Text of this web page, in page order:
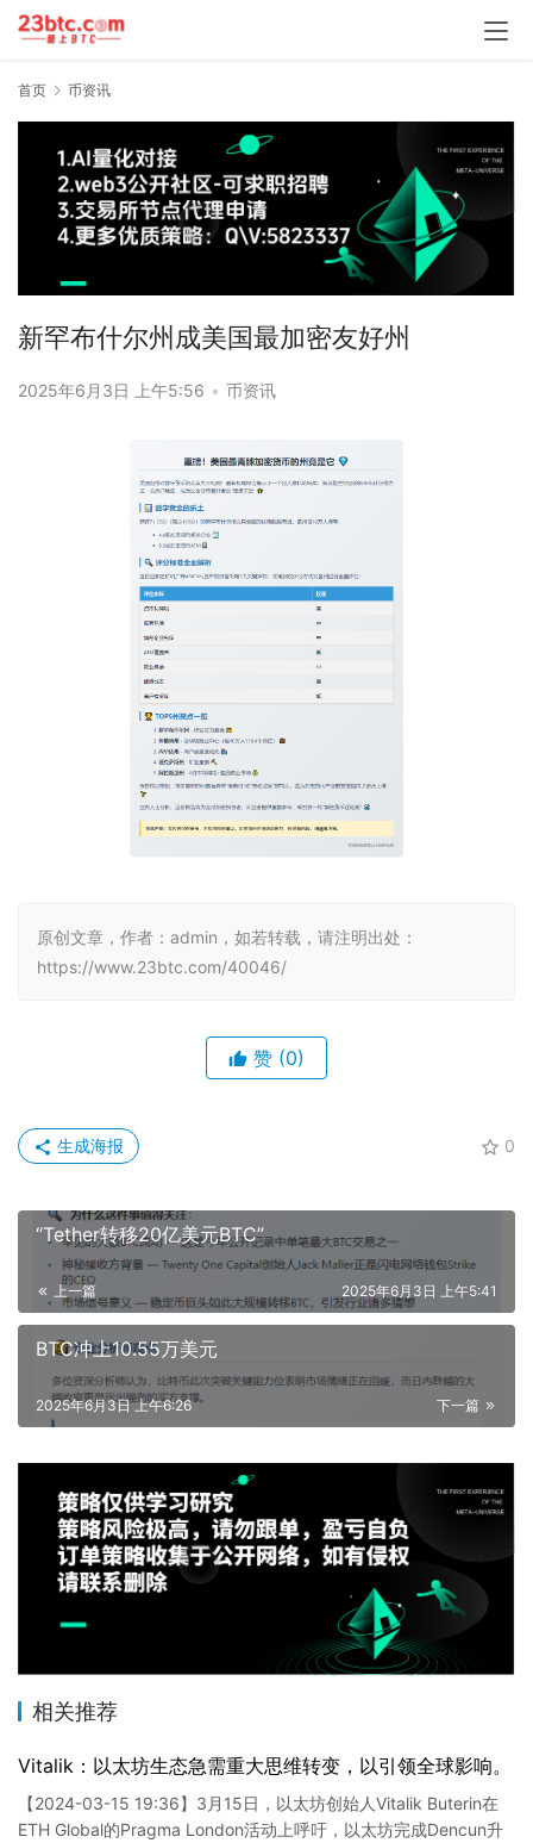
首页 币资讯
新罕布什尔州成美国最加密友好州
2025年6月3日 上午5:56 • 币资讯
原创文章，作者：admin，如若转载，请注明出处：
https://www.23btc.com/40046/
赞 (0)
0
生成海报
“Tether转移20亿美元BTC”
上一篇 2025年6月3日 上午5:41
BTC冲上10.55万美元
下一篇
2025年6月3日 上午6:26
相关推荐
Vitalik：以太坊生态急需重大思维转变，以引领全球影响。
【2024-03-15 19:36】3月15日，以太坊创始人Vitalik Buterin在
ETH Global的Pragma London活动上呼吁，以太坊完成Dencun升